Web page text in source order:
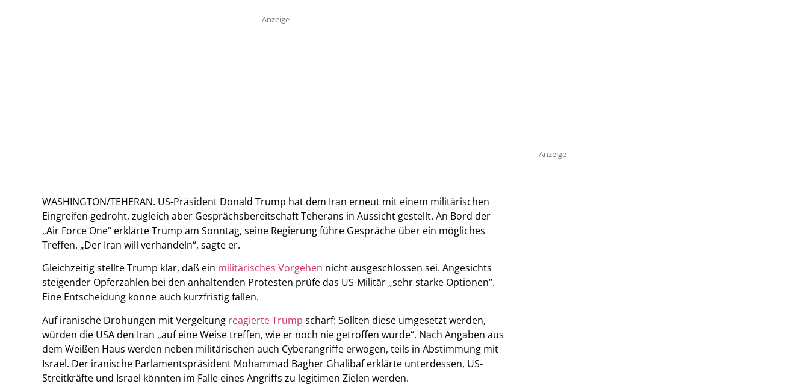
Anzeige
WASHINGTON/TEHERAN. US-Präsident Donald Trump hat dem Iran erneut mit einem militärischen
Eingreifen gedroht, zugleich aber Gesprächsbereitschaft Teherans in Aussicht gestellt. An Bord der
„Air Force One“ erklärte Trump am Sonntag, seine Regierung führe Gespräche über ein mögliches
Treffen. „Der Iran will verhandeln“, sagte er.
Gleichzeitig stellte Trump klar, daß ein militärisches Vorgehen nicht ausgeschlossen sei. Angesichts
steigender Opferzahlen bei den anhaltenden Protesten prüfe das US-Militär „sehr starke Optionen“.
Eine Entscheidung könne auch kurzfristig fallen.
Auf iranische Drohungen mit Vergeltung reagierte Trump scharf: Sollten diese umgesetzt werden,
würden die USA den Iran „auf eine Weise treffen, wie er noch nie getroffen wurde“. Nach Angaben aus
dem Weißen Haus werden neben militärischen auch Cyberangriffe erwogen, teils in Abstimmung mit
Israel. Der iranische Parlamentspräsident Mohammad Bagher Ghalibaf erklärte unterdessen, US-
Streitkräfte und Israel könnten im Falle eines Angriffs zu legitimen Zielen werden.
Anzeige